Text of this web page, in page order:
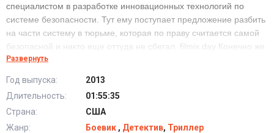
специалистом в разработке инновационных технологий по
системе безопасности. Тут ему поступает предложение разбить
на части систему в тюрьме, которая по праву считается самой
безопасной и никто еще оттуда не сбегал. filmix.day Конечно же
Рэй соглашается на это заманчивое приглашение, только ему
справиться будет очень тяжело и он берет себе в помощники
старого друга, который является заключенным. Ну чтобы
преодолеть все барьеры этой тюрьмы ребятам придется
весьма серьезно попотеть, да и порой их жизнь будет на грани
Развернуть
Год выпуска:
2013
Длительность:
01:55:35
Страна:
США
Жанр:
Боевик , Детектив, Триллер